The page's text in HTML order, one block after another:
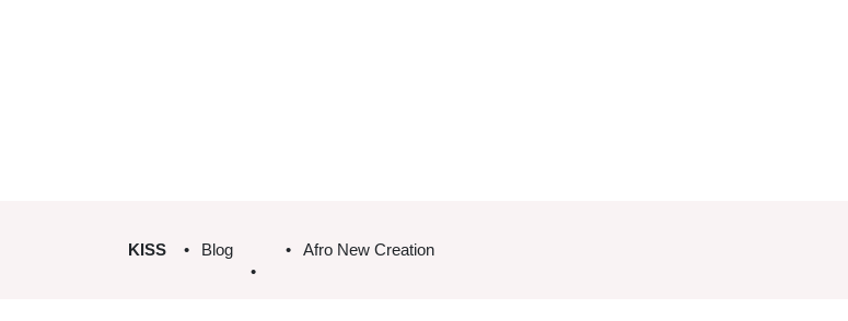
KISS Blog Afro New Creation